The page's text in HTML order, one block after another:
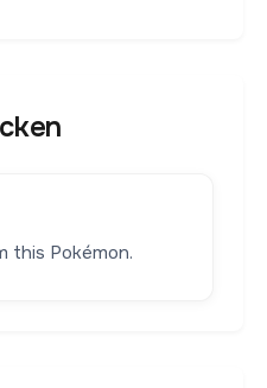
this Pokémon.